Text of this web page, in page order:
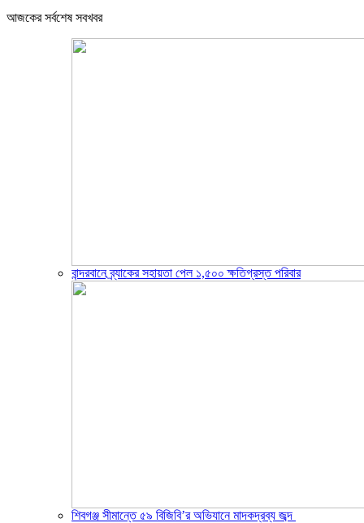
আজকের সর্বশেষ সবখবর
বান্দরবানে ব্র্যাকের সহায়তা পেল ১,৫০০ ক্ষতিগ্রস্ত পরিবার
শিবগঞ্জ সীমান্তে ৫৯ বিজিবি’র অভিযানে মাদকদ্রব্য জব্দ ​